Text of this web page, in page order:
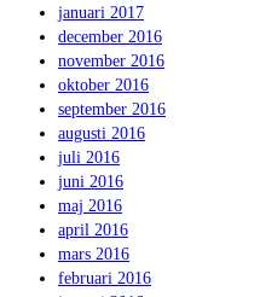
januari 2017
december 2016
november 2016
oktober 2016
september 2016
augusti 2016
juli 2016
juni 2016
maj 2016
april 2016
mars 2016
februari 2016